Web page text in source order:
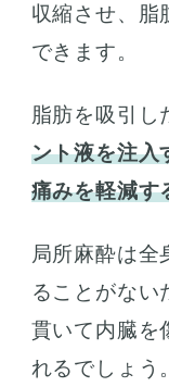
収縮させ、脂
できます。
脂肪を吸引し
ント液を注入
痛みを軽減す
局所麻酔は全
ることがない
貫いて内臓を
れるでしょう。